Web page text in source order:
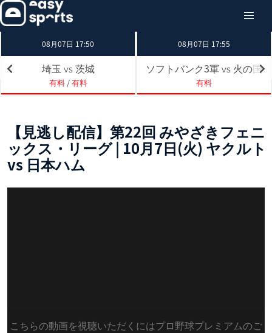
08月07日 17:50
埼玉 vs 茨城
有料/有料
08月07日 17:55
ソフトバンク3軍 vs 火の国
有料
【見逃し配信】第22回 みやざきフェニ
ックス・リーグ | 10月7日(火) ヤクルト
vs 日本ハム
こちらの動画を視聴いただくにはプロ野球プレミアムのご